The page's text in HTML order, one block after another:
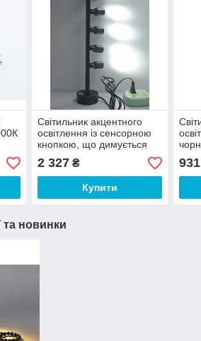
Світильник акцентного
освітлення із сенсорною
кнопкою, що димується
4000К чорний корпус
2 327₴
Купити
931
та новинки